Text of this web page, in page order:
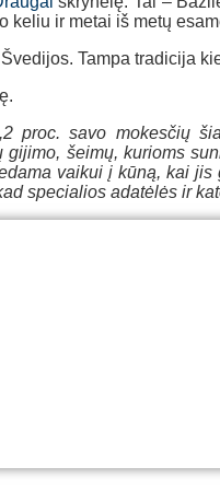
keliu ir metai iš metų
Tampa tradicija
proc. savo mokesčių
gijimo, šeimų, kurioms
vaikui į kūną, kai
specialios adatėlės ir